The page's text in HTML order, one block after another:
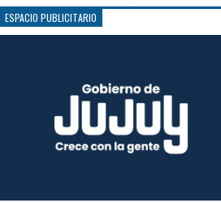
ESPACIO PUBLICITARIO